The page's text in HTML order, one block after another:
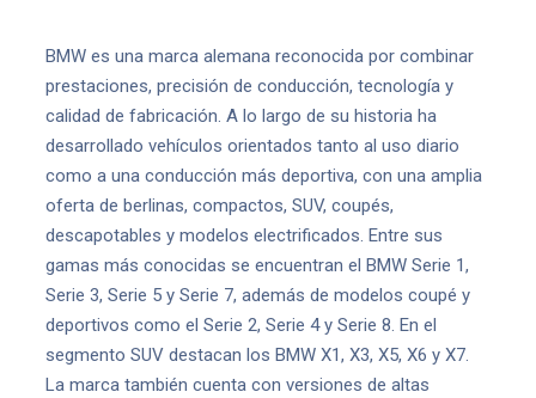
BMW es una marca alemana reconocida por combinar
prestaciones, precisión de conducción, tecnología y
calidad de fabricación. A lo largo de su historia ha
desarrollado vehículos orientados tanto al uso diario
como a una conducción más deportiva, con una amplia
oferta de berlinas, compactos, SUV, coupés,
descapotables y modelos electrificados. Entre sus
gamas más conocidas se encuentran el BMW Serie 1,
Serie 3, Serie 5 y Serie 7, además de modelos coupé y
deportivos como el Serie 2, Serie 4 y Serie 8. En el
segmento SUV destacan los BMW X1, X3, X5, X6 y X7.
La marca también cuenta con versiones de altas